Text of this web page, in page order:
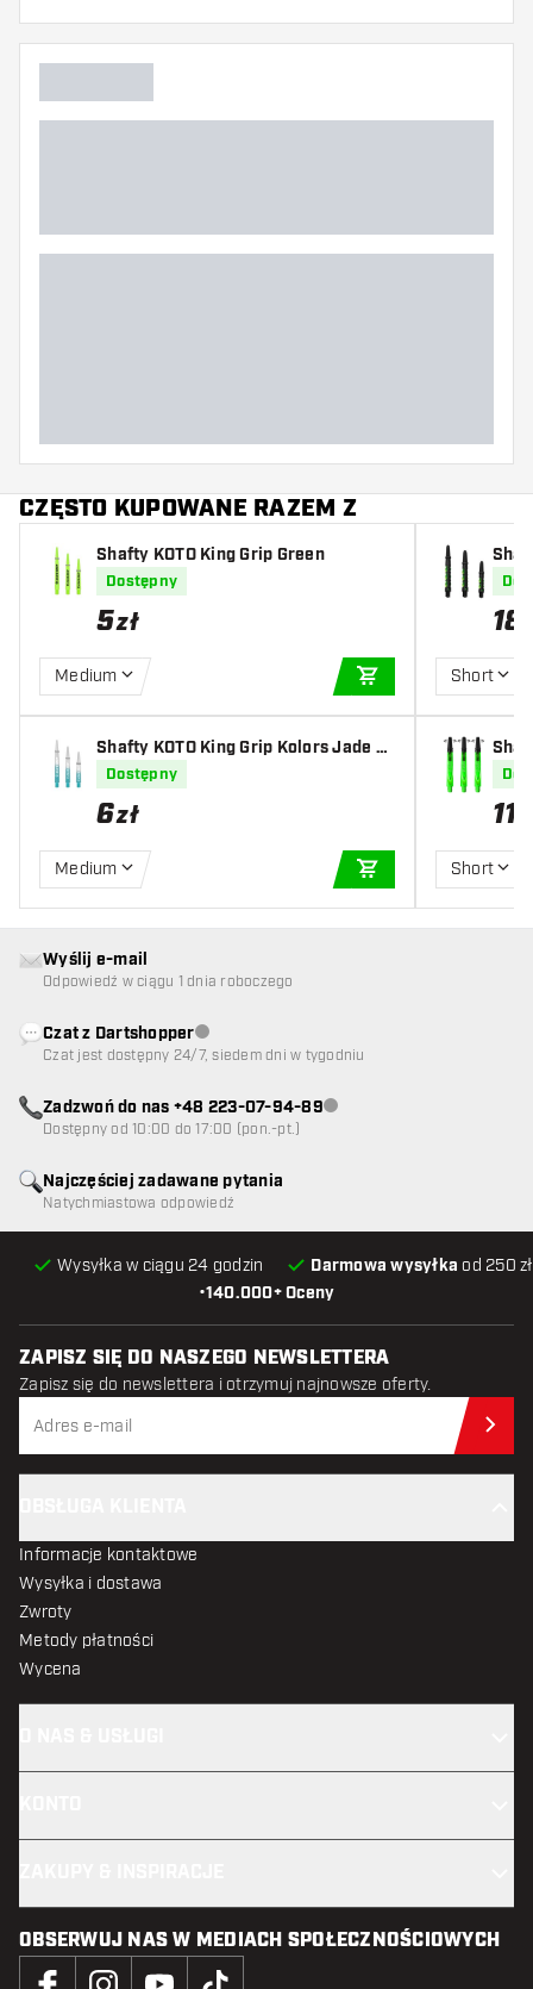
Główny kolor
CZĘSTO KUPOWANE RAZEM Z
Shafty KOTO King Grip Green
Dostępny
5zł
Medium
DODAJ DO
Shafty KOTO King Grip Kolors Jade Cl
ear
Dostępny
6zł
Medium
DODAJ DO
18
Short
reen
11
Short
•140.000+ Oceny
Wysyłka w ciągu 24 godzin Darmowa wysyłka od 250
Najczęściej zadawane pytania
Natychmiastowa odpowiedź
Wyślij e-mail
Odpowiedź w ciągu 1 dnia roboczego
Czat z DartshopperObsługa klienta niedostępna
Czat jest dostępny 24/7, siedem dni w tygodniu
Zadzwoń do nas +48 223-07-94-89Obsługa klienta niedostępna
Dostępny od 10:00 do 17:00 (pon.-pt.)
ZAPISZ SIĘ DO NASZEGO NEWSLETTERA
Zapisz się do newslettera i otrzymuj najnowsze oferty.
Informacje kontaktowe
Wysyłka i dostawa
Zwroty
Metody płatności
Wycena
OBSERWUJ NAS W MEDIACH SPOŁECZNOŚCIOWYCH